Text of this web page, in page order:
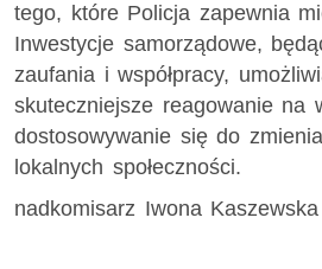
tego, które Policja zapewnia
Inwestycje samorządowe,
zaufania i współpracy,
skuteczniejsze reagowanie na
dostosowywanie się do
lokalnych społeczności.
nadkomisarz Iwona Kaszewska